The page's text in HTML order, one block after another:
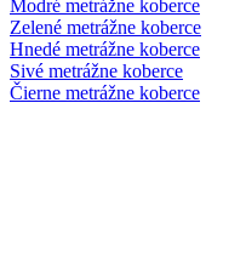
Modré metrážne koberce
Zelené metrážne koberce
Hnedé metrážne koberce
Sivé metrážne koberce
Čierne metrážne koberce